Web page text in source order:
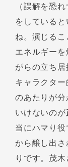
（誤解を恐
をしている
ね。演じる
エネルギー
がらの立ち
キャラクタ
のあたりが
いけないのが
当にハマり
から醸し出
りです。茂